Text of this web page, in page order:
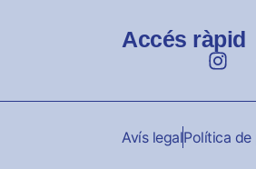
Accés ràpid
Avís legalPolítica